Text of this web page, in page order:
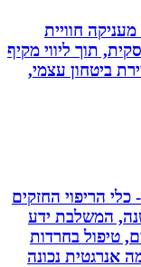
חוויית
ליווי מקיף
עצמי,
החזקים
כ-18 שנה, המשלבת ידע
בחרדות
נכונה